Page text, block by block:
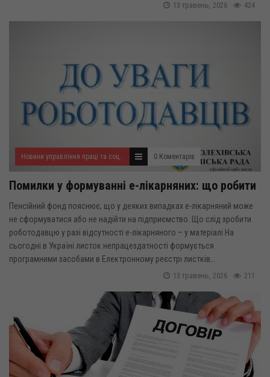
424
13 травень, 2026
Новини управління праці та соціального захисту населення 0 Коментарів
Помилки у формуванні е-лікарняних: що робити
Пенсійний фонд пояснює, що у деяких випадках е-лікарняний може
не сформуватися або не надійти на підприємство. Що слід зробити
роботодавцю у разі відсутності е-лікарняного – у матеріалі На
сьогодні в Україні листок непрацездатності формується
програмними засобами в Електронному реєстрі листків...
211
13 травень, 2026